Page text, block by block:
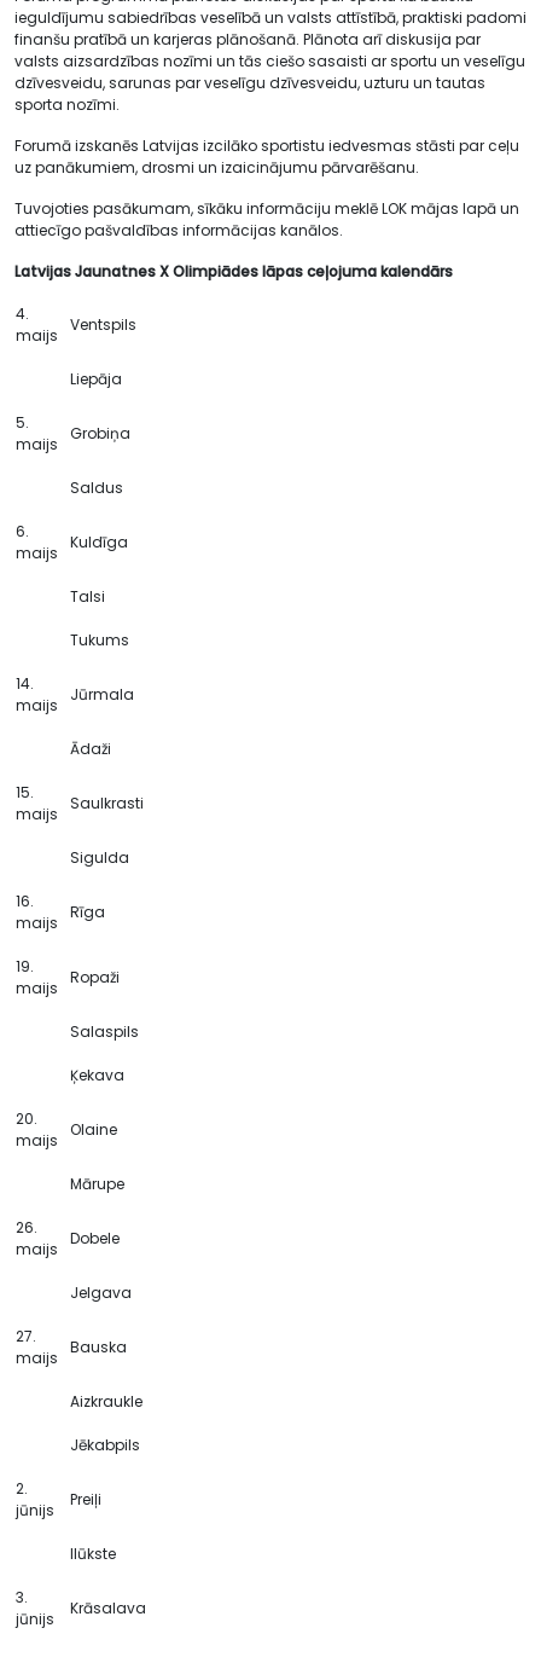
ieguldījumu sabiedrības veselībā un valsts attīstībā, praktiski padomi
finanšu pratībā un karjeras plānošanā. Plānota arī diskusija par
valsts aizsardzības nozīmi un tās ciešo sasaisti ar sportu un veselīgu
dzīvesveidu, sarunas par veselīgu dzīvesveidu, uzturu un tautas
sporta nozīmi.
Forumā izskanēs Latvijas izcilāko sportistu iedvesmas stāsti par ceļu
uz panākumiem, drosmi un izaicinājumu pārvarēšanu.
Tuvojoties pasākumam, sīkāku informāciju meklē LOK mājas lapā un
attiecīgo pašvaldības informācijas kanālos.
Latvijas Jaunatnes X Olimpiādes lāpas ceļojuma kalendārs
4.
maijs
Ventspils
Liepāja
5.
maijs
Grobiņa
Saldus
6.
maijs
Kuldīga
Talsi
Tukums
14.
maijs
Jūrmala
Ādaži
15.
maijs
Saulkrasti
Sigulda
16.
maijs
Rīga
19.
maijs
Ropaži
Salaspils
Ķekava
20.
maijs
Olaine
Mārupe
26.
maijs
Dobele
Jelgava
27.
maijs
Bauska
Aizkraukle
Jēkabpils
2.
jūnijs
Preiļi
Ilūkste
3.
jūnijs
Krāsalava